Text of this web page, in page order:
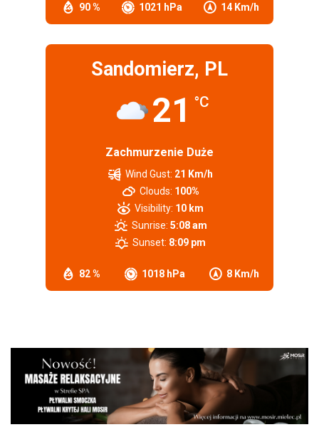
90 % 1021 hPa 14 Km/h
Sandomierz, PL
21 °C
Zachmurzenie Duże
82 % 1018 hPa 8 Km/h
Wind Gust: 21 Km/h
Clouds: 100%
Visibility: 10 km
Sunrise: 5:08 am
Sunset: 8:09 pm